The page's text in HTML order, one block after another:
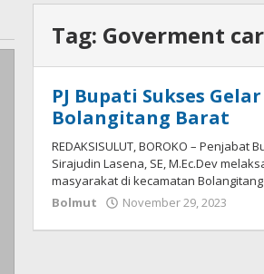
Tag: Goverment
PJ Bupati Sukses
Bolangitang Barat
REDAKSISULUT, BOROKO –
Sirajudin Lasena, SE, M.Ec.Dev
masyarakat di kecamatan
Bolmut
November 29, 2023